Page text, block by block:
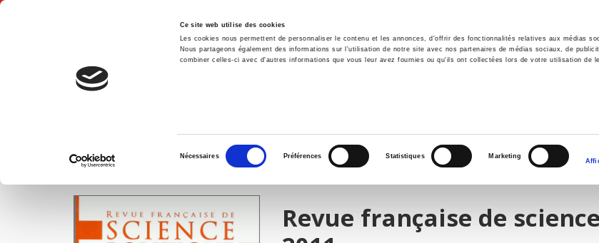
Ce site web utilise des cookies
Les cookies nous permettent de personnaliser le contenu et les annonces, d'offrir des fonctionnalités relatives aux médias
Nous partageons également des informations sur l'utilisation de notre site avec nos partenaires de médias sociaux, de
combiner celles-ci avec d'autres informations que vous leur avez fournies ou qu'ils ont collectées lors de votre utilisation de
consentement
Nécessaires Préférences Statistiques Marketing
Accueil Environnement Histoire
IMAGES
Revue française de